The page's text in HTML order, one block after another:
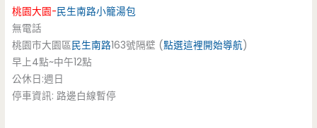
桃園大園-民生南路小籠湯包
無電話
桃園市大園區民生南路163號隔壁 (點選這裡開始導航)
早上4點~中午12點
公休日:週日
停車資訊: 路邊白線暫停